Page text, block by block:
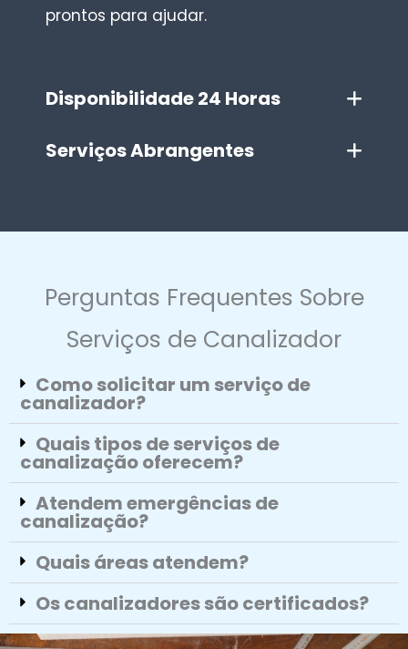
prontos para ajudar.
Disponibilidade 24 Horas
Serviços Abrangentes
Perguntas Frequentes Sobre
Serviços de Canalizador
Como solicitar um serviço de
canalizador?
Quais tipos de serviços de
canalização oferecem?
Atendem emergências de
canalização?
Quais áreas atendem?
Os canalizadores são certificados?